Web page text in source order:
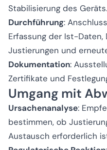
Stabilisierung des Geräts.
Durchführung:
Erfassung der Ist-Daten,
Justierungen und
Dokumentation:
Zertifikate und
Umgang mit
Ursachenanalyse:
bestimmen, ob
Austausch erforderlich